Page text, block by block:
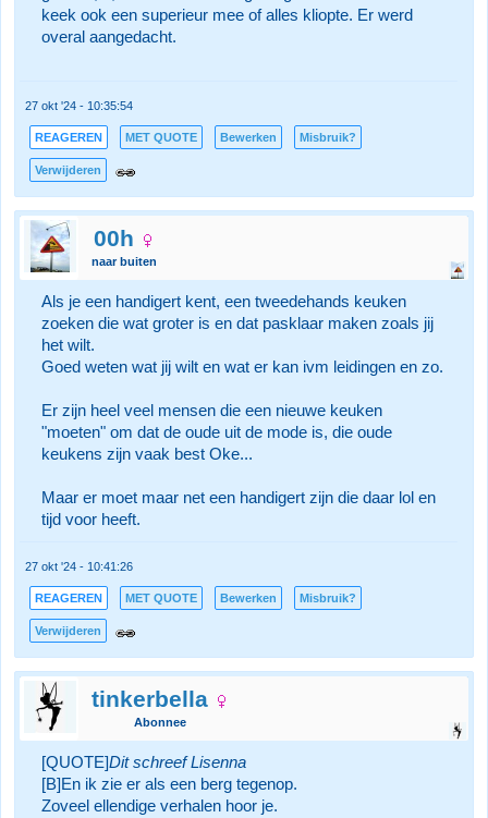
keek ook een superieur mee of alles kliopte. Er werd
overal aangedacht.
27 okt '24 - 10:35:54
REAGEREN MET QUOTE Bewerken Misbruik?
Verwijderen
00h
naar buiten
Als je een handigert kent, een tweedehands keuken
zoeken die wat groter is en dat pasklaar maken zoals jij
het wilt.
Goed weten wat jij wilt en wat er kan ivm leidingen en zo.
Er zijn heel veel mensen die een nieuwe keuken
"moeten" om dat de oude uit de mode is, die oude
keukens zijn vaak best Oke...
Maar er moet maar net een handigert zijn die daar lol en
tijd voor heeft.
27 okt '24 - 10:41:26
REAGEREN MET QUOTE Bewerken Misbruik?
Verwijderen
tinkerbella
Abonnee
[QUOTE]Dit schreef Lisenna
[B]En ik zie er als een berg tegenop.
Zoveel ellendige verhalen hoor je.